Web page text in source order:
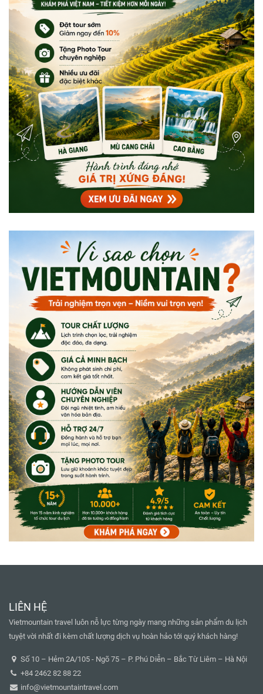
LIÊN HỆ
Vietmountain travel luôn nỗ lực từng ngày mang những sản phẩm du lịch
tuyệt vời nhất đi kèm chất lượng dịch vụ hoàn hảo tới quý khách hàng!
Số 10 – Hẻm 2A/105 - Ngõ 75 – P. Phú Diễn – Bắc Từ Liêm – Hà Nội
+84 2462 82 88 22
info@vietmountaintravel.com